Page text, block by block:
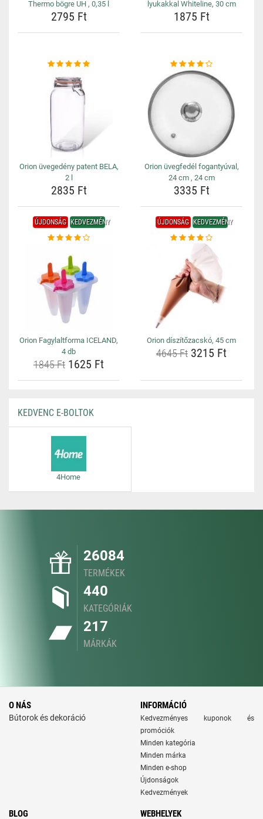
Thermo bögre UH , 0,35 l
2795 Ft
lyukakkal Whiteline, 30 cm
1875 Ft
Orion üvegedény patent BELA,
2 l
2835 Ft
Orion üvegfedél fogantyúval,
24 cm , 24 cm
3335 Ft
ÚJDONSÁG KEDVEZMÉNY
Orion Fagylaltforma ICELAND,
4 db
1845 Ft 1625 Ft
ÚJDONSÁG KEDVEZMÉNY
Orion díszítőzacskó, 45 cm
4645 Ft 3215 Ft
KEDVENC E-BOLTOK
4Home
26084
TERMÉKEK
440
KATEGÓRIÁK
217
MÁRKÁK
O NÁS
Bútorok és dekoráció
INFORMÁCIÓ
Kedvezményes kuponok és
promóciók
Minden kategória
Minden márka
Minden e-shop
Újdonságok
Kedvezmények
BLOG WEBHELYEK